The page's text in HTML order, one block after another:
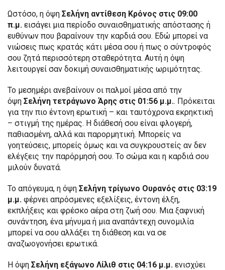
Ωστόσο, η όψη Σελήνη αντίθεση Κρόνος στις 09:00
π.μ. εισάγει μια περίοδο συναισθηματικής απόστασης ή
ευθύνων που βαραίνουν την καρδιά σου. Εδώ μπορεί να
νιώσεις πως κρατάς κάτι μέσα σου ή πως ο σύντροφός
σου ζητά περισσότερη σταθερότητα. Αυτή η όψη
λειτουργεί σαν δοκιμή συναισθηματικής ωριμότητας.
Το μεσημέρι ανεβαίνουν οι παλμοί μέσα από την
όψη Σελήνη τετράγωνο Άρης στις 01:56 μ.μ.. Πρόκειται
για την πιο έντονη ερωτική – και ταυτόχρονα εκρηκτική
– στιγμή της ημέρας. Η διάθεσή σου είναι φλογερή,
παθιασμένη, αλλά και παρορμητική. Μπορείς να
γοητεύσεις, μπορείς όμως και να συγκρουστείς αν δεν
ελέγξεις την παρόρμησή σου. Το σώμα και η καρδιά σου
μιλούν δυνατά.
Το απόγευμα, η όψη Σελήνη τρίγωνο Ουρανός στις 03:19
μ.μ. φέρνει απρόσμενες εξελίξεις, έντονη έλξη,
εκπλήξεις και φρέσκο αέρα στη ζωή σου. Μια ξαφνική
συνάντηση, ένα μήνυμα ή μια αναπάντεχη συνομιλία
μπορεί να σου αλλάξει τη διάθεση και να σε
αναζωογονήσει ερωτικά.
Η όψη Σελήνη εξάγωνο Λίλιθ στις 04:16 μ.μ. ενισχύει